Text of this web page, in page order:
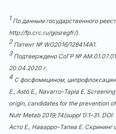
1 По данным государственного
http://fp.crc.ru/gosregfr/).
2 Патент № WO2016/128414A1.
3Подтверждено СоГР №
20.04.2020 г.
4 С фосфомицином,
E., Astó E., Navarro-Tapia E.
origin, candidates for the prevention
Nutr Metab 2019;74(suppl 1):1–31.
Асто Е., Наварро-Тапиа Е. Скрининг